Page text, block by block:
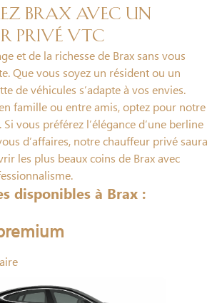
Brax avec un
privé VTC
et de la richesse de Brax sans vous
Que vous soyez un résident ou un
de véhicules s’adapte à vos envies.
famille ou entre amis, optez pour notre
vous préférez l’élégance d’une berline
d’affaires, notre chauffeur privé saura
les plus beaux coins de Brax avec
disponibles à Brax :